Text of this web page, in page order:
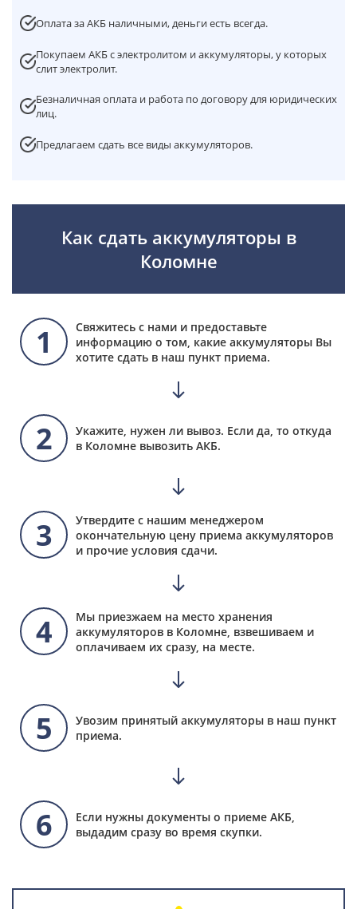
Оплата за АКБ наличными, деньги есть всегда.
Покупаем АКБ с электролитом и аккумуляторы, у которых
слит электролит.
Безналичная оплата и работа по договору для юридических
лиц.
Предлагаем сдать все виды аккумуляторов.
Как сдать аккумуляторы в
Коломне
1
Свяжитесь с нами и предоставьте
информацию о том, какие аккумуляторы Вы
хотите сдать в наш пункт приема.
2
Укажите, нужен ли вывоз. Если да, то откуда
в Коломне вывозить АКБ.
3
Утвердите с нашим менеджером
окончательную цену приема аккумуляторов
и прочие условия сдачи.
4
Мы приезжаем на место хранения
аккумуляторов в Коломне, взвешиваем и
оплачиваем их сразу, на месте.
5
Увозим принятый аккумуляторы в наш пункт
приема.
6
Если нужны документы о приеме АКБ,
выдадим сразу во время скупки.